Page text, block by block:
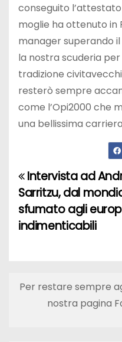
conseguito
moglie ha ottenuto in
manager superando
la nostra scuderia
tradizione
resterò sempre
come l’Opi2000 che
una bellissima
N
a
v
g
Intervista ad
Sarritzu, dal
sfumato agli
indimenticabili
Per restare sempre
nostra pagina